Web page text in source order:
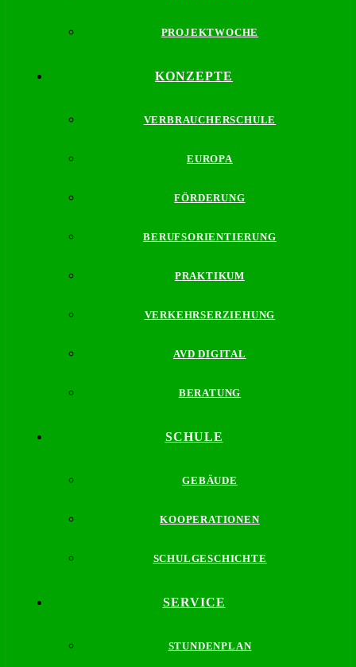
PROJEKTWOCHE
KONZEPTE
VERBRAUCHERSCHULE
EUROPA
FÖRDERUNG
BERUFSORIENTIERUNG
PRAKTIKUM
VERKEHRSERZIEHUNG
AVD DIGITAL
BERATUNG
SCHULE
GEBÄUDE
KOOPERATIONEN
SCHULGESCHICHTE
SERVICE
STUNDENPLAN